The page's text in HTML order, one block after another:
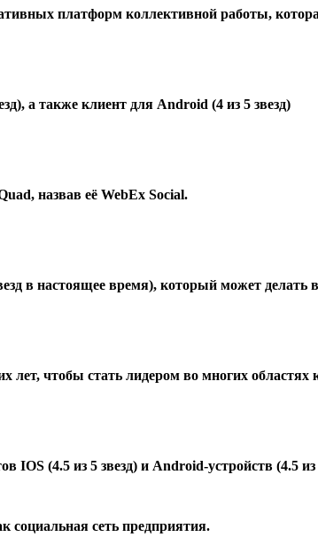
платформ коллективной работы,
а также клиент для Android (4 из 5 звезд)
назвав её WebEx Social.
в настоящее время), который может
лет, чтобы стать лидером во многих
(4.5 из 5 звезд) и Android-устройств (4.5 из
социальная сеть предприятия.